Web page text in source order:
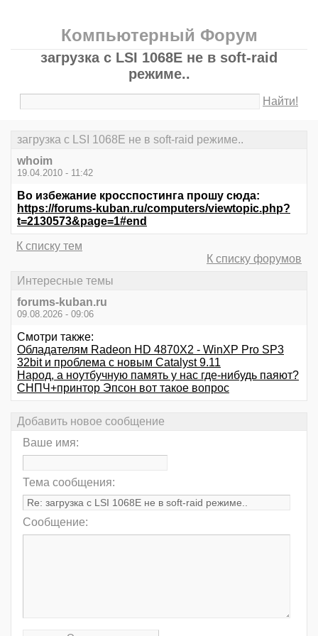
Компьютерный Форум
загрузка с LSI 1068E не в soft-raid
режиме..
Найти!
загрузка с LSI 1068E не в soft-raid режиме..
whoim
19.04.2010 - 11:42
Во избежание кросспостинга прошу сюда:
https://forums-kuban.ru/computers/viewtopic.php?
t=2130573&page=1#end
К списку тем
К списку форумов
Интересные темы
forums-kuban.ru
09.08.2026 - 09:06
Смотри также:
Обладателям Radeon HD 4870X2 - WinXP Pro SP3
32bit и проблема с новым Catalyst 9.11
Народ, а ноутбучную память у нас где-нибудь паяют?
СНПЧ+принтор Эпсон вот такое вопрос
Добавить новое сообщение
Ваше имя:
Тема сообщения:
Сообщение: